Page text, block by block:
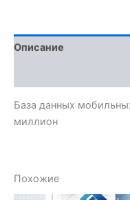
Описание
База данных
миллион
Похожие